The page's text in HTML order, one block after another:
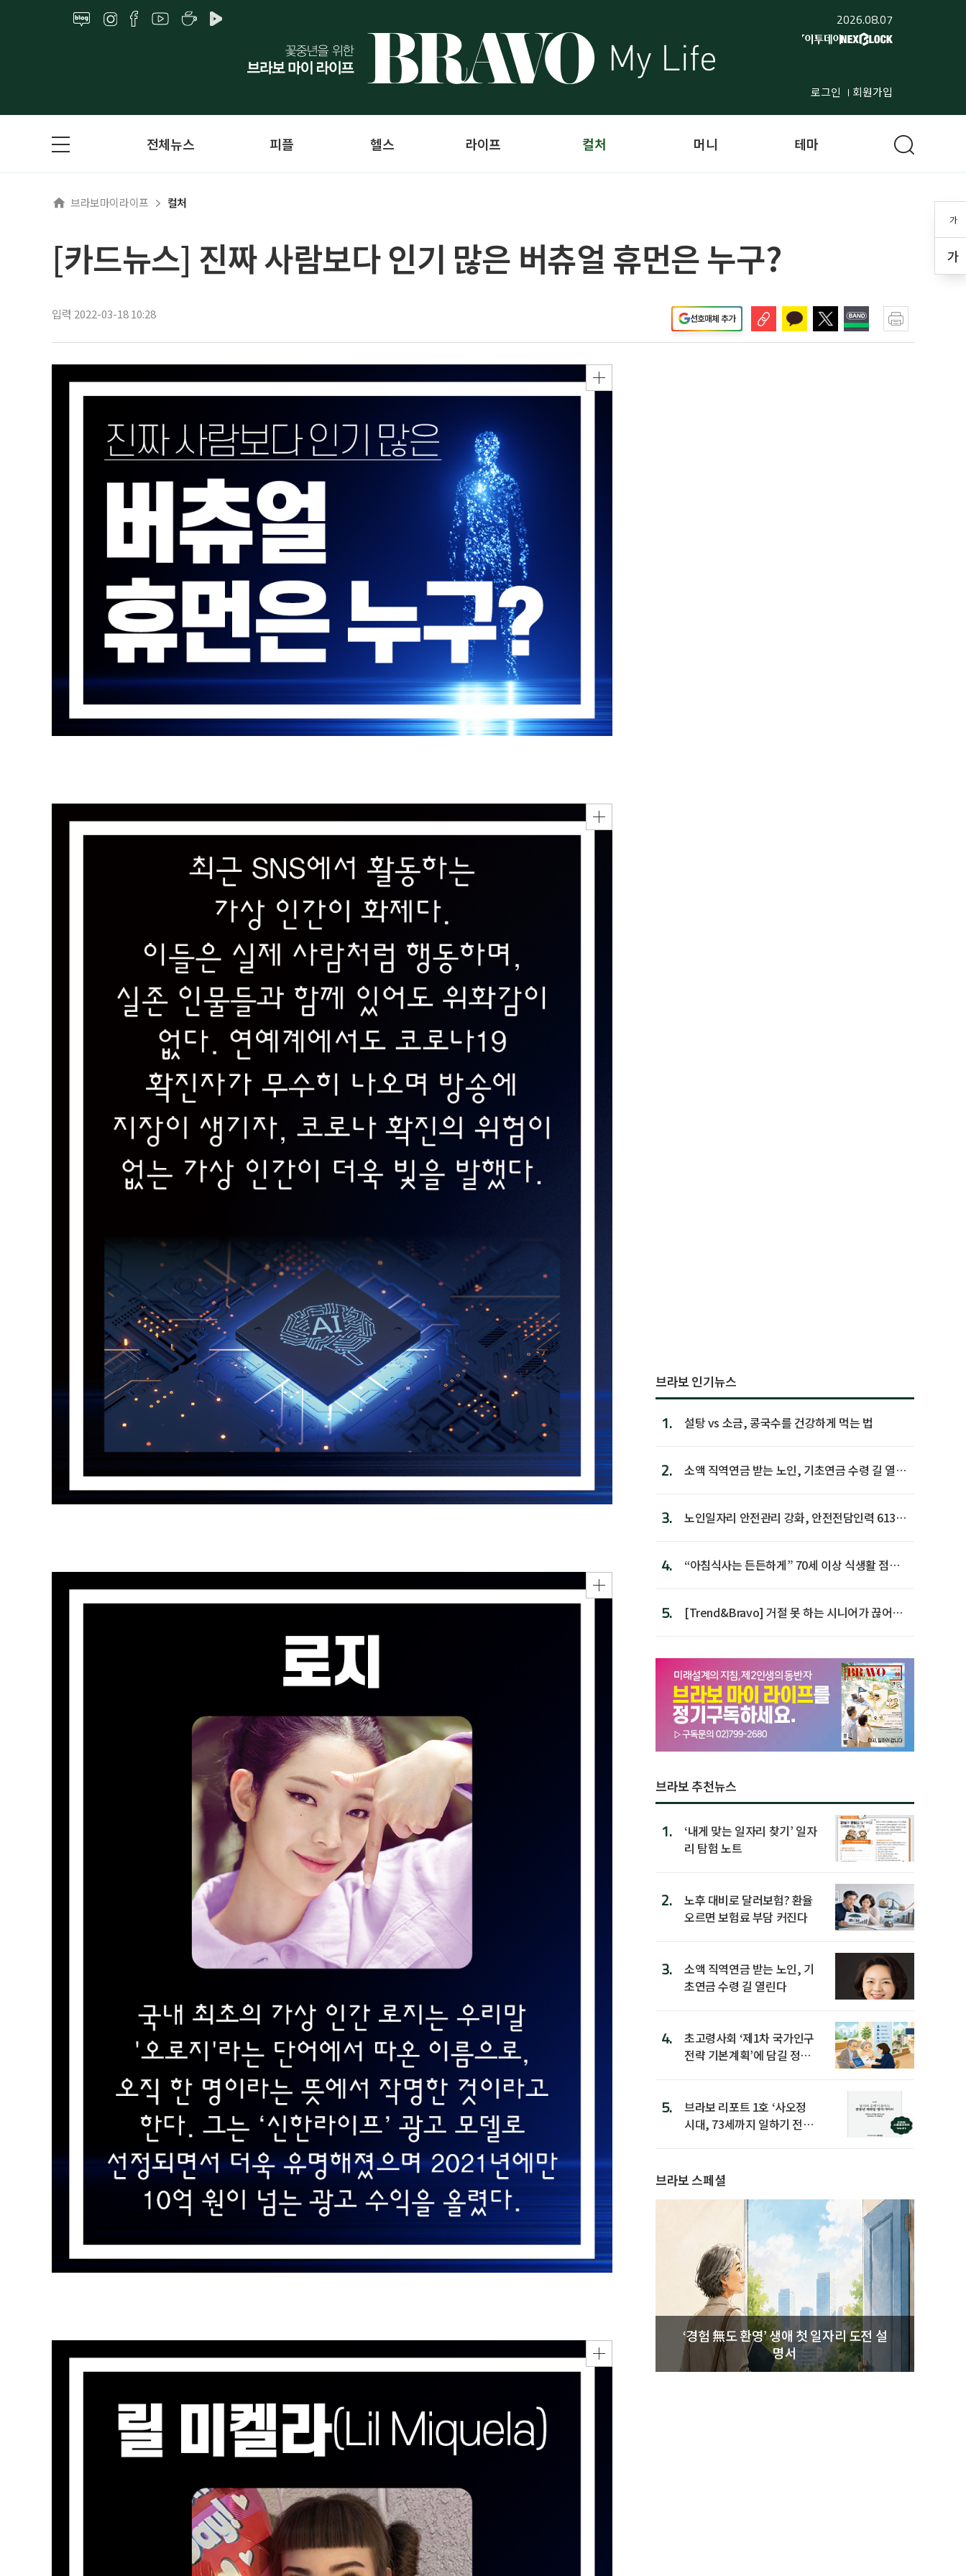
2026.08.07
로그인 회원가입
가
가
전체뉴스 피플 헬스 라이프 컬처 머니 테마
브라보마이라이프 컬처
[카드뉴스] 진짜 사람보다 인기 많은 버츄얼 휴먼은 누구?
입력 2022-03-18 10:28 선호매체 추가
브라보 인기뉴스
1. 설탕 vs 소금, 콩국수를 건강하게 먹는 법
2.
소액 직역연금 받는 노인, 기초연금 수령 길 열린
3.
노인일자리 안전관리 강화, 안전전담인력 613명
4.
“아침식사는 든든하게” 70세 이상 식생활 점수
5.
[Trend&Bravo] 거절 못 하는 시니어가 끊어야
브라보 추천뉴스
1.
‘내게 맞는 일자리 찾기’ 일자
리 탐험 노트
2.
노후 대비로 달러보험? 환율
오르면 보험료 부담 커진다
3.
소액 직역연금 받는 노인, 기
초연금 수령 길 열린다
4.
초고령사회 ‘제1차 국가인구
전략 기본계획’에 담길 정책
5.
브라보 리포트 1호 ‘사오정
시대, 73세까지 일하기 전략’
브라보 스페셜
‘경험 無도 환영’ 생애 첫 일자리 도전 설
명서